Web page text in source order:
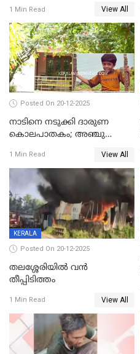
മുഖ്യാതിഥിയായി
മോഹൻലാൽ
1 Min Read View All
Posted On 20-12-2025
നാടിനെ നടുക്കി ദാരുണ
കൊലപാതകം; അഞ്ചു
കഴുത്തുഞെരിച്ച് കൊന്നു
1 Min Read View All
KERALA
Posted On 20-12-2025
തലശ്ശേരിയിൽ വൻ
തീപ്പിടിത്തം
1 Min Read View All